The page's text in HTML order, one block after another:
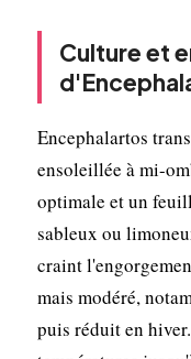
Culture et
Encephalartos
ensoleillée à mi-
optimale et un
sableux ou
craint
mais modéré,
puis réduit en